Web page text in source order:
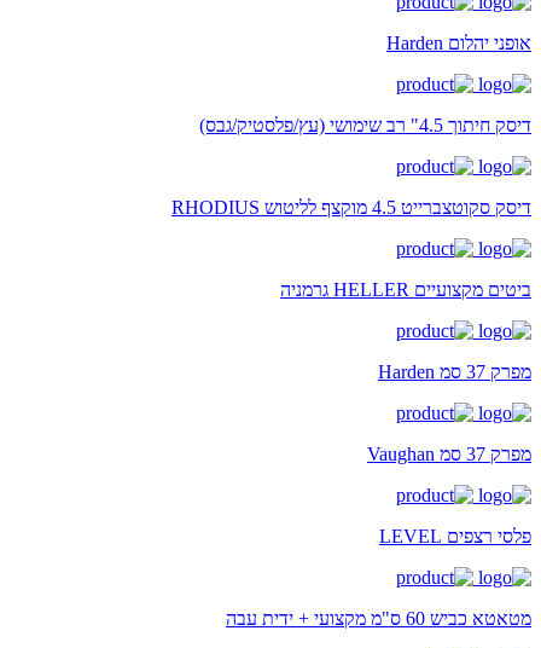
אופני יהלום Harden
דיסק חיתוך 4.5" רב שימושי (עץ/פלסטיק/גבס)
דיסק סקוטצברייט 4.5 מוקצף לליטוש RHODIUS
ביטים מקצועיים HELLER גרמניה
מפרק 37 סמ Harden
מפרק 37 סמ Vaughan
פלסי רצפים LEVEL
מטאטא כביש 60 ס"מ מקצועי + ידית עבה